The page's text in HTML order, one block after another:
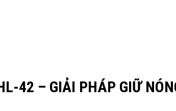
42 – GIẢI PHÁP GIỮ